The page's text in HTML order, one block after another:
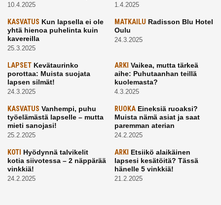
10.4.2025 1.4.2025
KASVATUS Kun lapsella ei ole
yhtä hienoa puhelinta kuin
kavereilla
25.3.2025
MATKAILU Radisson Blu Hotel
Oulu
24.3.2025
LAPSET Kevätaurinko
porottaa: Muista suojata
lapsen silmät!
24.3.2025
ARKI Vaikea, mutta tärkeä
aihe: Puhutaanhan teillä
kuolemasta?
4.3.2025
KASVATUS Vanhempi, puhu
työelämästä lapselle – mutta
mieti sanojasi!
25.2.2025
RUOKAEineksiä ruoaksi?
Muista nämä asiat ja saat
paremman aterian
24.2.2025
KOTI Hyödynnä talvikelit
kotia siivotessa – 2 näppärää
vinkkiä!
24.2.2025
ARKI Etsiikö alaikäinen
lapsesi kesätöitä? Tässä
hänelle 5 vinkkiä!
21.2.2025